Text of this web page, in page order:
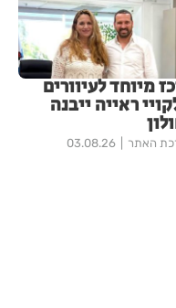
מיוחד לעיוורים
ראייה ייבנה
האתר 03.08.26